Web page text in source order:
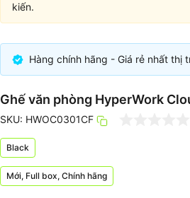
kiến.
Hàng chính hãng - Giá rẻ nhất thị
Ghế văn phòng HyperWork
SKU: HWOC0301CF
Black
Mới, Full box, Chính hãng